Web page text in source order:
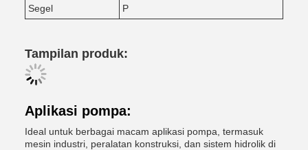
Segel
P
Tampilan produk:
Aplikasi pompa:
Ideal untuk berbagai macam aplikasi pompa, termasuk
mesin industri, peralatan konstruksi, dan sistem hidrolik di